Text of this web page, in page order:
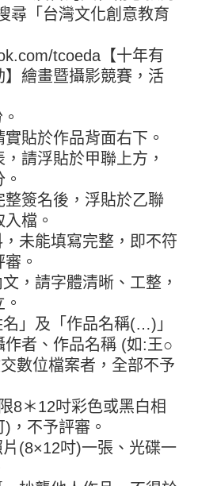
尋「台灣文化創意教育
tcoeda【十年有
繪畫暨攝影競賽，活
貼於作品背面右下。
請浮貼於甲聯上方，
簽名後，浮貼於乙聯
檔。
未能填寫完整，即不符
。
，請字體清晰、工整，
」及「作品名稱(…)」
作者、作品名稱 (如:王○
數位檔案者，全部不予
8＊12吋彩色或黑白相
，不予評審。
(8×12吋)一張、光碟一